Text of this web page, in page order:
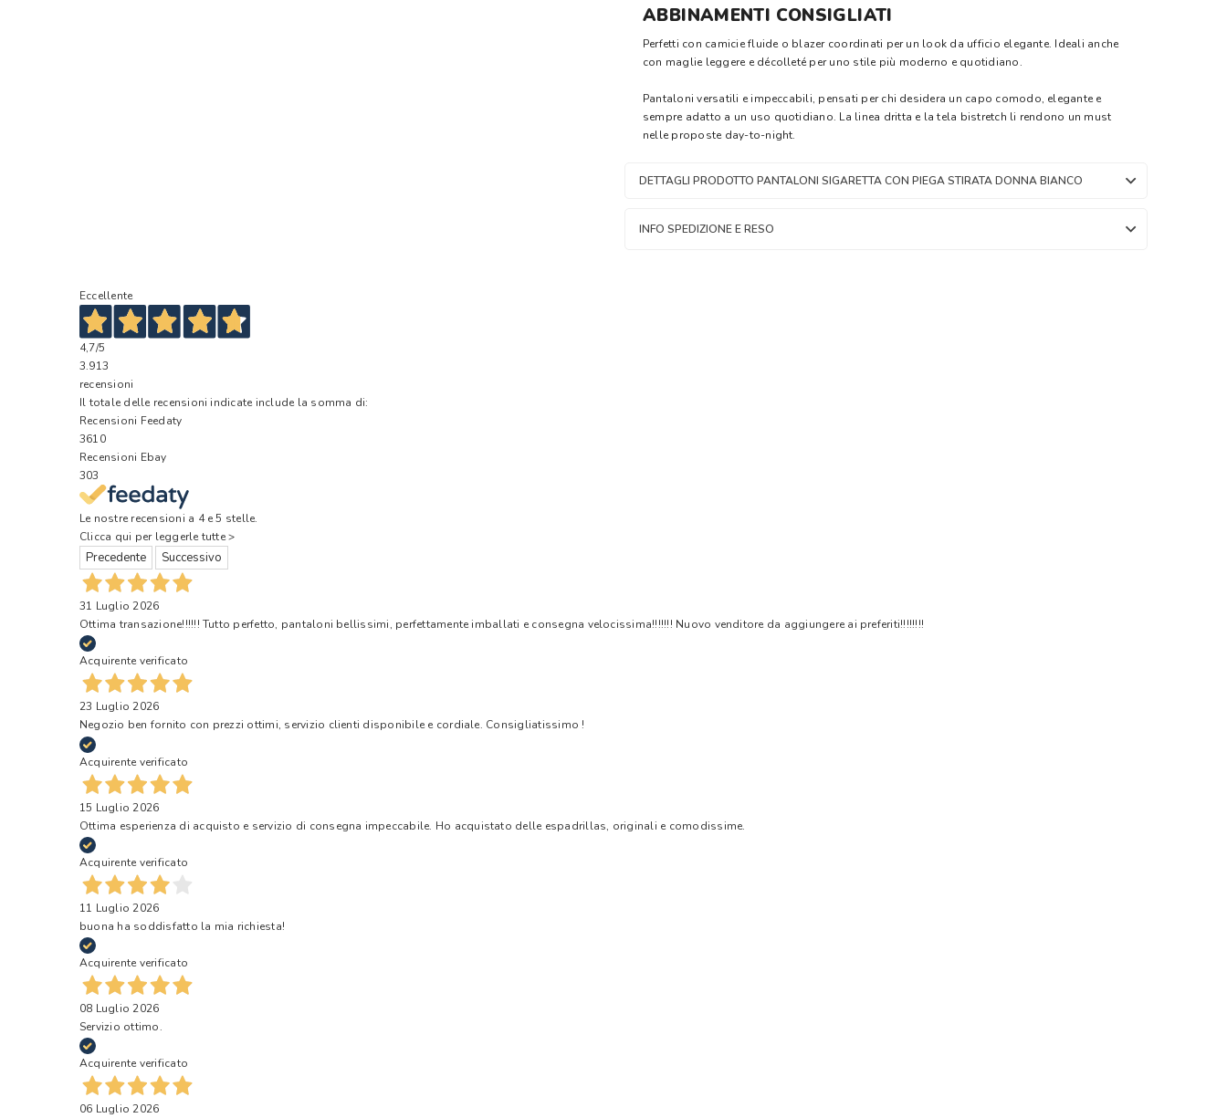
ABBINAMENTI CONSIGLIATI
Perfetti con camicie fluide o blazer coordinati per un look da ufficio elegante. Ideali anche
con maglie leggere e décolleté per uno stile più moderno e quotidiano.
Pantaloni versatili e impeccabili, pensati per chi desidera un capo comodo, elegante e
sempre adatto a un uso quotidiano. La linea dritta e la tela bistretch li rendono un must
nelle proposte day-to-night.
DETTAGLI PRODOTTO PANTALONI SIGARETTA CON PIEGA STIRATA DONNA BIANCO
INFO SPEDIZIONE E RESO
Eccellente
4,7/5
3.913
recensioni
Il totale delle recensioni indicate include la somma di:
Recensioni Feedaty
3610
Recensioni Ebay
303
Le nostre recensioni a 4 e 5 stelle.
Clicca qui per leggerle tutte >
Precedente Successivo
31 Luglio 2026
Ottima transazione!!!!!! Tutto perfetto, pantaloni bellissimi, perfettamente imballati e consegna velocissima!!!!!!! Nuovo venditore da aggiungere ai preferiti!!!!!!!!
Acquirente verificato
23 Luglio 2026
Negozio ben fornito con prezzi ottimi, servizio clienti disponibile e cordiale. Consigliatissimo !
Acquirente verificato
15 Luglio 2026
Ottima esperienza di acquisto e servizio di consegna impeccabile. Ho acquistato delle espadrillas, originali e comodissime.
Acquirente verificato
11 Luglio 2026
buona ha soddisfatto la mia richiesta!
Acquirente verificato
08 Luglio 2026
Servizio ottimo.
Acquirente verificato
06 Luglio 2026